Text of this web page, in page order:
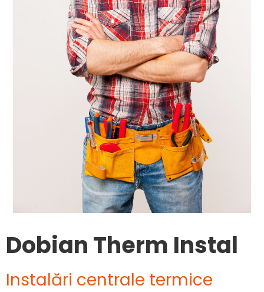
Dobian Therm Instal
Instalări centrale termice